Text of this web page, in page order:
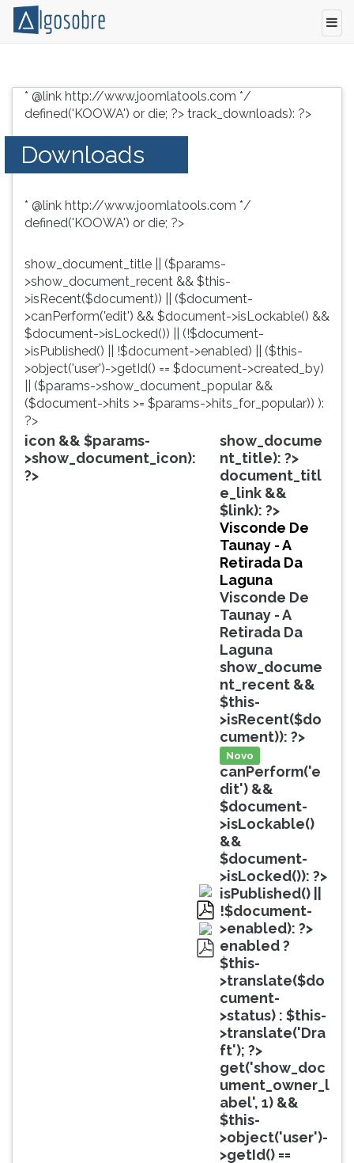
grátis
vestibular,
enem
concursos.
resumos
livros,
biografias,
profissões,
simulados
comentados.
Acessibilidade
leitor
TAB
depois
F
para
ouvir
conteúdo
principal
pular
essa
leitura
pressione
depois
pausar
* @link http://www.joomlatools.com */
defined('KOOWA') or die; ?> track_downloads): ?>
Downloads
* @link http://www.joomlatools.com */
defined('KOOWA') or die; ?>
show_document_title || ($params-
>show_document_recent && $this-
>isRecent($document)) || ($document-
>canPerform('edit') && $document->isLockable() &&
$document->isLocked()) || (!$document-
>isPublished() || !$document->enabled) || ($this-
>object('user')->getId() == $document->created_by)
|| ($params->show_document_popular &&
($document->hits >= $params->hits_for_popular)) ):
?>
icon && $params-
>show_document_icon):
?>
pdf
pdf
show_docume
nt_title): ?>
document_titl
e_link &&
$link): ?>
Visconde De
Taunay - A
Retirada Da
Laguna
Visconde De
Taunay - A
Retirada Da
Laguna
show_docume
nt_recent &&
$this-
>isRecent($do
cument)): ?>
Novo
canPerform('e
dit') &&
$document-
>isLockable()
&&
$document-
>isLocked()): ?>
isPublished() ||
!$document-
>enabled): ?>
enabled ?
$this-
>translate($do
cument-
>status) : $this-
>translate('Dra
ft'); ?>
get('show_doc
ument_owner_l
abel', 1) &&
$this-
>object('user')-
>getId() ==